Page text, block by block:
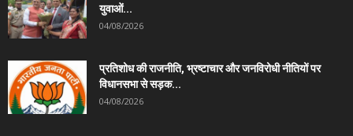
युवाओं...
04/08/2026
प्रतिशोध की राजनीति, भ्रष्टाचार और जनविरोधी नीतियों पर
विधानसभा से सड़क...
04/08/2026